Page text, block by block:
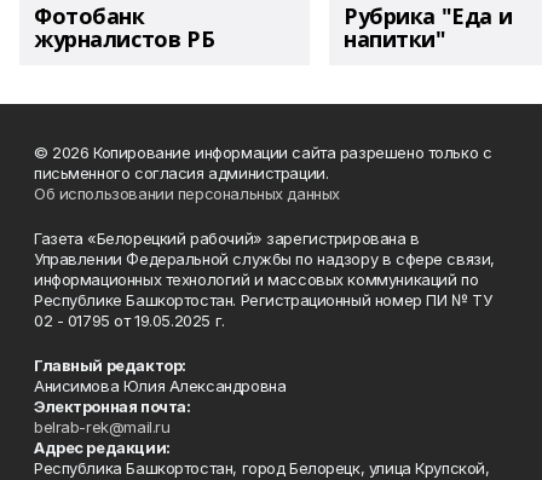
Фотобанк
журналистов РБ
Рубрика "Еда и
напитки"
© 2026 Копирование информации сайта разрешено только с
письменного согласия администрации.
Об использовании персональных данных
Газета «Белорецкий рабочий» зарегистрирована в
Управлении Федеральной службы по надзору в сфере связи,
информационных технологий и массовых коммуникаций по
Республике Башкортостан. Регистрационный номер ПИ № ТУ
02 - 01795 от 19.05.2025 г.
Главный редактор:
Анисимова Юлия Александровна
Электронная почта:
belrab-rek@mail.ru
Адрес редакции:
Республика Башкортостан, город Белорецк, улица Крупской,